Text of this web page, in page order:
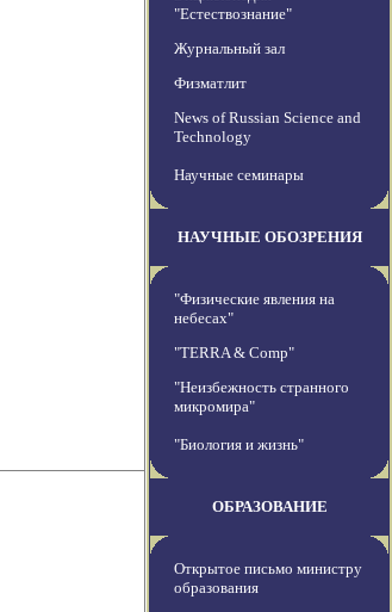
"Естествознание"
Журнальный зал
Физматлит
News of Russian Science and
Technology
Научные семинары
НАУЧНЫЕ ОБОЗРЕНИЯ
"Физические явления на
небесах"
"TERRA & Comp"
"Неизбежность странного
микромира"
"Биология и жизнь"
ОБРАЗОВАНИЕ
Открытое письмо министру
образования